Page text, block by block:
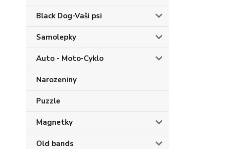
Black Dog-Vaši psi
Samolepky
Auto - Moto-Cyklo
Narozeniny
Puzzle
Magnetky
Old bands